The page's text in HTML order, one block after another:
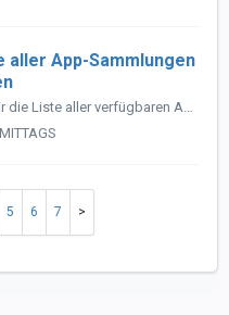
aller App-Sammlungen
Beschreibung: Du möchtest Dir die Liste aller verfügbaren App-Sammlungen oder nur Deine eigenen Sammlungen ansehen? Bitte folgende Schritte durchführen...
5 6 7